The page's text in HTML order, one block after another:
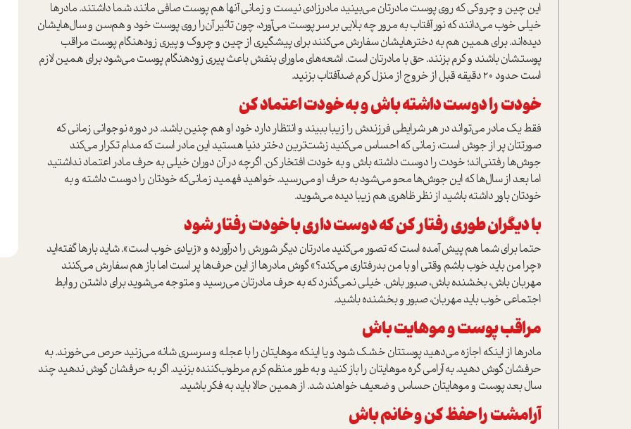
این چین و چروکی که روی پوست مادرتان می‌بینید مادرزادی نیست و زمانی آنها هم پوست صافی مانند شما داشتند. مادرها
خیلی خوب می‌دانند که نور آفتاب به مرور چه بلایی بر سر پوست مي‌آورد، چون تاثیر آن‌را روی پوست خود و هم‌سن و سال‌هایشان
دیده‌اند. برای همین هم به دخترهایشان سفارش می‌کنند برای پیشگیری از چین و چروک و پیری زودهنگام پوست مراقب
پوستشان باشند و کرم بزنند. حق با مادرتان است. اشعه‌های ماورای بنفش باعث پیری زودهنگام پوست می‌شود برای همین لازم
است حدود 20 دقیقه قبل از خروج از منزل کرم ضدآفتاب بزنید.
خودت را دوست داشته باش و به خودت اعتماد کن
فقط یک مادر می‌تواند در هر شرایطی فرزندش را زیبا ببیند و انتظار دارد خود او هم چنین باشد. در دوره نوجوانی زمانی که
صورتتان پر از جوش است، زمانی که احساس می‌کنید زشت‌ترین دختر دنیا هستید این مادر است که مدام تکرار می‌کند
جوش‌ها رفتنی‌اند؛ خودت را دوست داشته باش و به خودت افتخار کن. اگر‌چه در آن دوران خیلی به حرف مادر اعتماد نداشتید
اما بعد از سال‌ها که این جوش‌ها محو می‌شود به حرف او می‌رسید. خواهید فهمید زمانی‌که خودتان را دوست داشته و به
خودتان باور داشته باشید از نظر ظاهری هم زیبا دیده می‌شوید.
با دیگران طوری رفتار کن که دوست داری با خودت رفتار شود
حتما برای شما هم پیش آمده است که تصور می‌کنید مادرتان دیگر شورش را درآورده و «زیادی خوب است». شاید بارها گفته‌اید
«چرا من باید خوب باشم وقتی او با من بد‌رفتاری می‌کند؟» گوش مادرها از این حرف‌ها پر است اما باز هم سفارش می‌کنند
مهربان باش، بخشنده باش، صبور باش. خیلی نمی‌گذرد که به حرف مادرتان می‌رسید و متوجه می‌شوید برای داشتن روابط
اجتماعی خوب باید مهربان، صبور و بخشنده باشید.
مراقب پوست و موهایت باش
مادرها از اینکه اجازه می‌دهید پوستتان خشک شود و یا اینکه موهایتان را با عجله و سرسری شانه می‌زنید حرص می‌خورند. به
حرفشان گوش دهید. به آرامی‌ گره موهایتان را باز کنید و به طور منظم کرم مرطوب‌کننده بزنید. اگر به حرفشان گوش ندهید چند
سال بعد پوست و موهایتان حساس و ضعیف خواهند شد. از همین حالا باید به فکر باشید.
آرامشت را حفظ کن و خانم باش